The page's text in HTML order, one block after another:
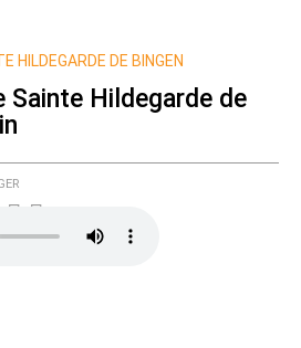
ici
HILDEGARDE DE BINGEN
Sainte Hildegarde de